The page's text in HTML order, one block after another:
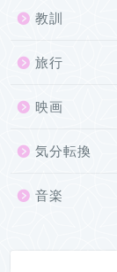
教訓
旅行
映画
気分転換
音楽